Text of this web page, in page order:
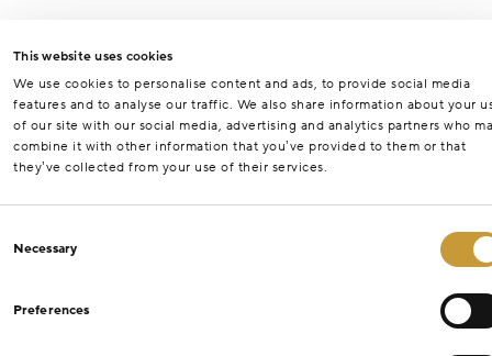
This website uses cookies
We use cookies to personalise content and ads, to provide social media
features and to analyse our traffic. We also share information about your
of our site with our social media, advertising and analytics partners who
combine it with other information that you’ve provided to them or that
they’ve collected from your use of their services.
Selection
Necessary
Preferences